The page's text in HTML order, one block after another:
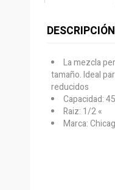
DESCRIPCIÓN
La mezcla
tamaño. Ideal
reducidos
Capacidad:
Raiz: 1/2 «
Marca: